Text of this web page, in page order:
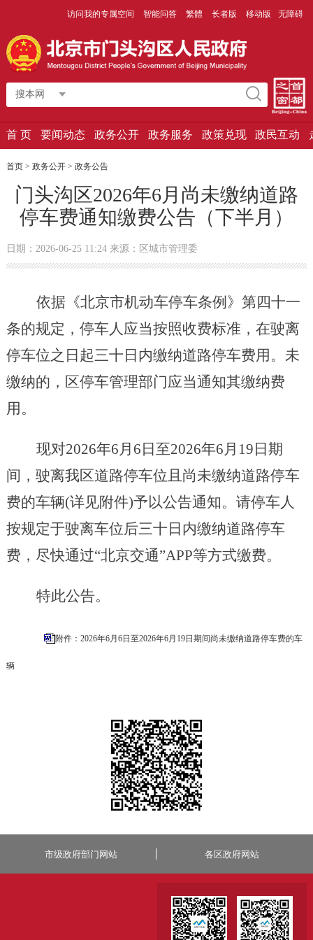
访问我的专属空间 智能问答 繁體 长者版 移动版 无障碍
搜本网
首 页 要闻动态 政务公开 政务服务 政策兑现 政民互动
首页> 政务公开> 政务公告
门头沟区2026年6月尚未缴纳道路
停车费通知缴费公告（下半月）
日期：2026-06-25 11:24 来源：区城市管理委
依据《北京市机动车停车条例》第四十一
条的规定，停车人应当按照收费标准，在驶离
停车位之日起三十日内缴纳道路停车费用。未
缴纳的，区停车管理部门应当通知其缴纳费
用。
现对2026年6月6日 至2026年6月19日 期
间，驶离我区道路停车位且尚未缴纳道路停车
费的车辆(详见附件)予以公告通知。请停车人
按规定于驶离车位后三十日内缴纳道路停车
费，尽快通过“北京交通”APP等方式缴费。
特此公告。
附件：2026年6月6日至2026年6月19日期间尚未缴纳道路停车费的车
辆
市级政府部门网站 各区政府网站